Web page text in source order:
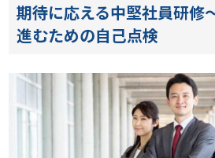
期待に応える中堅社員研修
進むための自己点検